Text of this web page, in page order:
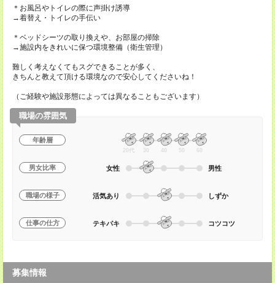
＊お風呂やトイレの際に声掛け誘導
→着替え・トイレの手伝い
＊ベッドシーツの取り換えや、お部屋の掃除
→施設内をきれいに保つ環境整備（衛生管理）
難しく考えなくてもスグできることが多く、
きちんと教えて頂ける環境なので安心してくださいね！
（ご経験や施設形態によっては異なることもございます）
職場の雰囲気
年齢層
20代 30 40 50 60
男女比率 女性 男性
職場の様子 活気あり しずか
仕事の仕方 テキパキ コツコツ
募集情報